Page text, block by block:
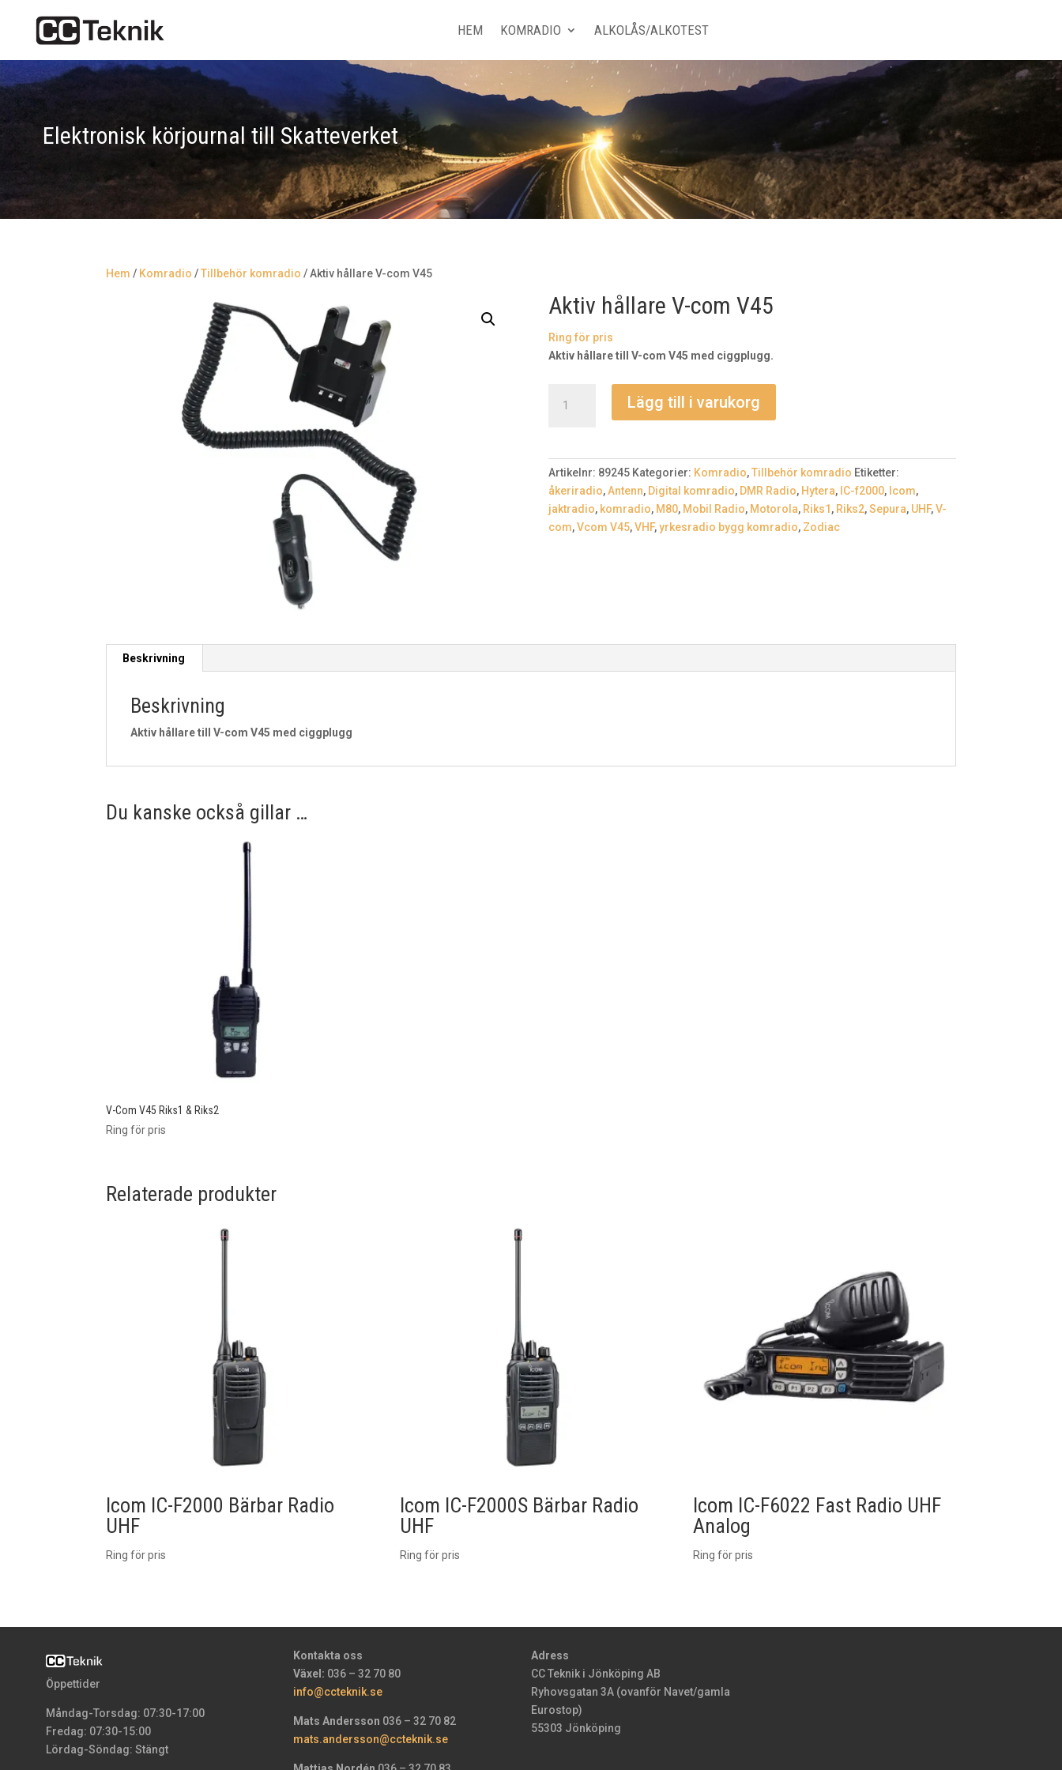
HEM KOMRADIO ALKOLÅS/ALKOTEST
Elektronisk körjournal till Skatteverket
Hem / Komradio /Tillbehör komradio / Aktiv hållare V-com V45
Aktiv hållare V-com V45
Ring för pris
Aktiv hållare till V-com V45 med ciggplugg.
hållare
V45
mängd
Lägg till i varukorg
Artikelnr: 89245 Kategorier: Komradio,Tillbehör komradio Etiketter:
åkeriradio,Antenn, Digital komradio, DMR Radio, Hytera, IC-f2000, Icom,
jaktradio, komradio, M80, Mobil Radio, Motorola, Riks1 , Riks2,Sepura, UHF,V-
com,Vcom V45,VHF,yrkesradio bygg komradio, Zodiac
Beskrivning
Beskrivning
Aktiv hållare till V-com V45 med ciggplugg
Du kanske också gillar …
V-Com V45 Riks1 & Riks2
Ring för pris
Relaterade produkter
Icom IC-F2000 Bärbar Radio
UHF
Ring för pris
Icom IC-F2000S Bärbar Radio
UHF
Ring för pris
Icom IC-F6022 Fast Radio UHF
Analog
Ring för pris
Öppettider
Måndag-Torsdag: 07:30-17:00
Fredag: 07:30-15:00
Lördag-Söndag: Stängt
Kontakta oss
Växel: 036 – 32 70 80
info@ccteknik.se
Mats Andersson 036 – 32 70 82
mats.andersson@ccteknik.se
Adress
CC Teknik i Jönköping AB
Ryhovsgatan 3A (ovanför Navet/gamla
Eurostop)
55303 Jönköping